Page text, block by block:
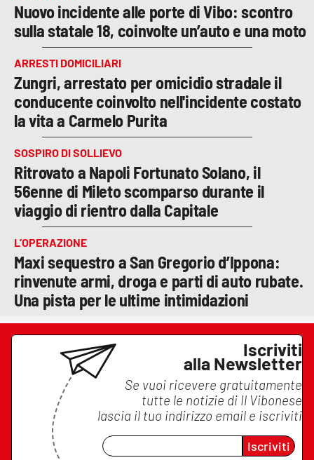
Nuovo incidente alle porte di Vibo: scontro
sulla statale 18, coinvolte un’auto e una moto
ARRESTI DOMICILIARI
Zungri, arrestato per omicidio stradale il
conducente coinvolto nell'incidente costato
la vita a Carmelo Purita
SOSPIRO DI SOLLIEVO
Ritrovato a Napoli Fortunato Solano, il
56enne di Mileto scomparso durante il
viaggio di rientro dalla Capitale
L’OPERAZIONE
Maxi sequestro a San Gregorio d’Ippona:
rinvenute armi, droga e parti di auto rubate.
Una pista per le ultime intimidazioni
Iscriviti
alla Newsletter
Se vuoi ricevere gratuitamente
tutte le notizie di Il Vibonese
lascia il tuo indirizzo email e iscriviti
Iscriviti